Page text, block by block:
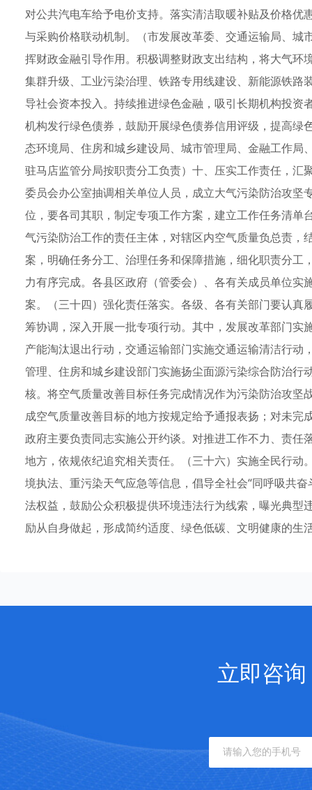
对公共汽电车给予电价支持。落实清洁取暖补贴及价格
与采购价格联动机制。（市发展改革委、交通运输局、
挥财政金融引导作用。积极调整财政支出结构，将大气
集群升级、工业污染治理、铁路专用线建设、新能源铁
导社会资本投入。持续推进绿色金融，吸引长期机构投
机构发行绿色债券，鼓励开展绿色债券信用评级，提高
态环境局、住房和城乡建设局、城市管理局、金融工作
驻马店监管分局按职责分工负责）十、压实工作责任，
委员会办公室抽调相关单位人员，成立大气污染防治攻
位，要各司其职，制定专项工作方案，建立工作任务清
气污染防治工作的责任主体，对辖区内空气质量负总责
案，明确任务分工、治理任务和保障措施，细化职责分
力有序完成。各县区政府（管委会）、各有关成员单位
案。（三十四）强化责任落实。各级、各有关部门要认真
筹协调，深入开展一批专项行动。其中，发展改革部门
产能淘汰退出行动，交通运输部门实施交通运输清洁行
管理、住房和城乡建设部门实施扬尘面源污染综合防治
核。将空气质量改善目标任务完成情况作为污染防治攻
成空气质量改善目标的地方按规定给予通报表扬；对未
政府主要负责同志实施公开约谈。对推进工作不力、责
地方，依规依纪追究相关责任。（三十六）实施全民行
境执法、重污染天气应急等信息，倡导全社会“同呼吸共
法权益，鼓励公众积极提供环境违法行为线索，曝光典
励从自身做起，形成简约适度、绿色低碳、文明健康的生
立即咨